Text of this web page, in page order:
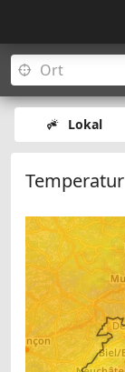
Lokal
Temperatur